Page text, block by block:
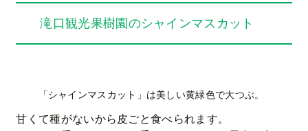
滝口観光果樹園のシャインマスカット
「シャインマスカット」は美しい黄緑色で大つぶ。
甘くて種がないから皮ごと食べられます。